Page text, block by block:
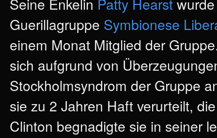
Guerillagruppe Symbionese
einem Monat Mitglied der
sich aufgrund von
Stockholmsyndrom der Gruppe
sie zu 2 Jahren Haft verurteilt,
Clinton begnadigte sie in seiner